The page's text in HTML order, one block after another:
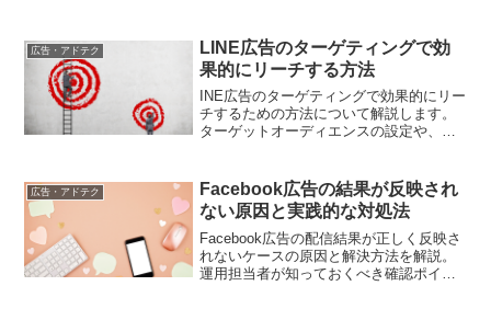
けについて詳しく解説します。モニタリ
ングを効果的に活用して、広告パフォー
マンスを最大化しましょう。
広告・アドテク
LINE広告のターゲティングで効
果的にリーチする方法
INE広告のターゲティングで効果的にリー
チするための方法について解説します。
ターゲットオーディエンスの設定や、タ
広告・アドテク
Facebook広告の結果が反映され
ない原因と実践的な対処法
Facebook広告の配信結果が正しく反映さ
れないケースの原因と解決方法を解説。
運用担当者が知っておくべき確認ポイン